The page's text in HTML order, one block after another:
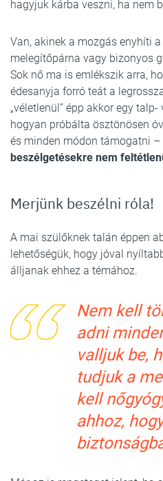
hagyjuk kárba veszni, ha nem
Van, akinek a mozgás enyhíti
melegítőpárna vagy bizonyos
Sok nő ma is emlékszik arra,
édesanyja forró teát a
„véletlenül” épp akkor egy
hogyan próbálta ösztönösen
és minden módon támogatni –
beszélgetésekre nem
Merjünk beszélni róla!
A mai szülőknek talán éppen
lehetőségük, hogy jóval
álljanak ehhez a témához.
Nem kell
adni
valljuk be,
tudjuk a
kell
ahhoz,